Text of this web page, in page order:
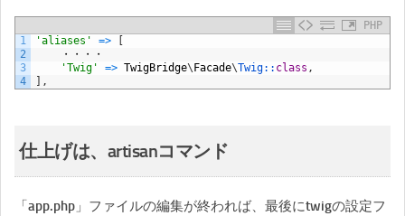
PHP
1
2
3
4
'aliases' =>
・・・・
'Twig'
=> TwigBridge\ Facade\Twig:: class ,
,
仕上げは、artisanコマンド
「app.php」ファイルの編集が終われば、最後にtwigの設定フ